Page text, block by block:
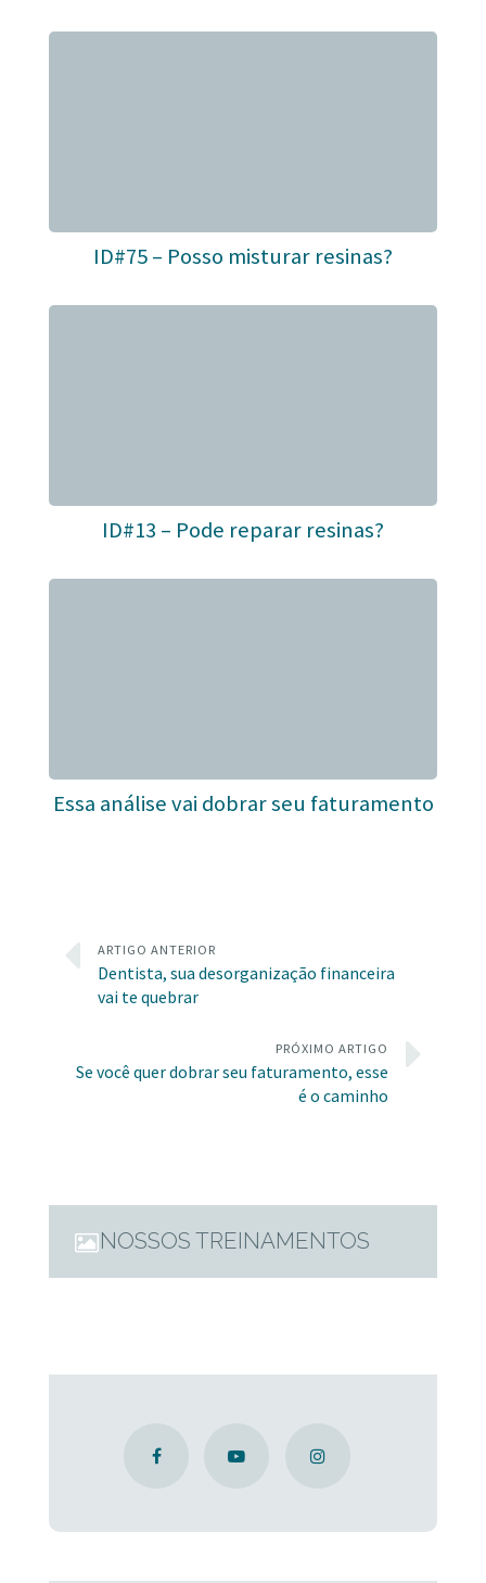
ID#75 – Posso misturar resinas?
ID#13 – Pode reparar resinas?
Essa análise vai dobrar seu faturamento
ARTIGO ANTERIOR
Dentista, sua desorganização financeira
vai te quebrar
PRÓXIMO ARTIGO
Se você quer dobrar seu faturamento, esse
é o caminho
NOSSOS TREINAMENTOS